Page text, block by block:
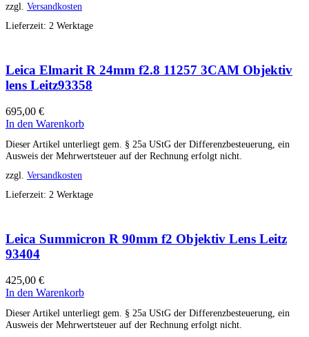
zzgl. Versandkosten
Lieferzeit: 2 Werktage
Leica Elmarit R 24mm f2.8 11257 3CAM Objektiv
lens Leitz93358
695,00 €
In den Warenkorb
Dieser Artikel unterliegt gem. § 25a UStG der Differenzbesteuerung, ein
Ausweis der Mehrwertsteuer auf der Rechnung erfolgt nicht.
zzgl. Versandkosten
Lieferzeit: 2 Werktage
Leica Summicron R 90mm f2 Objektiv Lens Leitz
93404
425,00 €
In den Warenkorb
Dieser Artikel unterliegt gem. § 25a UStG der Differenzbesteuerung, ein
Ausweis der Mehrwertsteuer auf der Rechnung erfolgt nicht.